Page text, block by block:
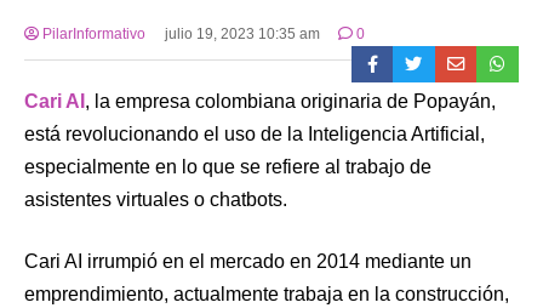
PilarInformativo julio 19, 2023 10:35 am 0
Cari AI , la empresa colombiana originaria de Popayán,
está revolucionando el uso de la Inteligencia Artificial,
especialmente en lo que se refiere al trabajo de
asistentes virtuales o chatbots.
Cari AI irrumpió en el mercado en 2014 mediante un
emprendimiento, actualmente trabaja en la construcción,